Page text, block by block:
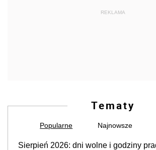
REKLAMA
Tematy
Popularne Najnowsze
Sierpień 2026: dni wolne i godziny